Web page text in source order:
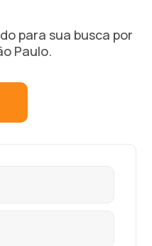
para sua busca por
Paulo.